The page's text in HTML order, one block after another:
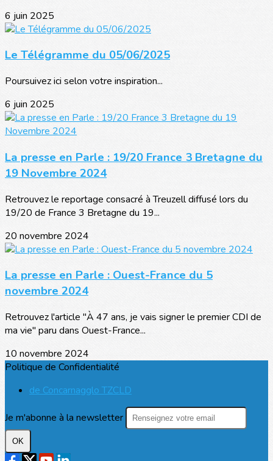
6 juin 2025
Le Télégramme du 05/06/2025
Poursuivez ici selon votre inspiration...
6 juin 2025
La presse en Parle : 19/20 France 3 Bretagne du
19 Novembre 2024
Retrouvez le reportage consacré à Treuzell diffusé lors du
19/20 de France 3 Bretagne du 19...
20 novembre 2024
La presse en Parle : Ouest-France du 5
novembre 2024
Retrouvez l'article "À 47 ans, je vais signer le premier CDI de
ma vie" paru dans Ouest-France...
10 novembre 2024
Politique de Confidentialité
de Concarnagglo TZCLD
Je m'abonne à la newsletter
OK